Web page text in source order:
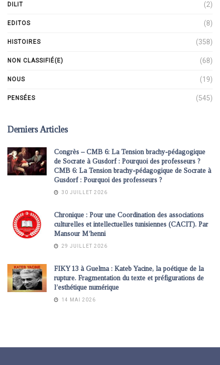
DILIT (2)
EDITOS (8)
HISTOIRES (358)
NON CLASSIFIÉ(E) (68)
NOUS (19)
PENSÉES (545)
Derniers Articles
Congrès – CMB 6: La Tension brachy-pédagogique
de Socrate à Gusdorf : Pourquoi des professeurs ?
CMB 6: La Tension brachy-pédagogique de Socrate à
Gusdorf : Pourquoi des professeurs ?
30 JUILLET 2026
Chronique : Pour une Coordination des associations
culturelles et intellectuelles tunisiennes (CACIT). Par
Mansour M’henni
29 JUILLET 2026
FIKY 13 à Guelma : Kateb Yacine, la poétique de la
rupture. Fragmentation du texte et préfigurations de
l’esthétique numérique
14 MAI 2026